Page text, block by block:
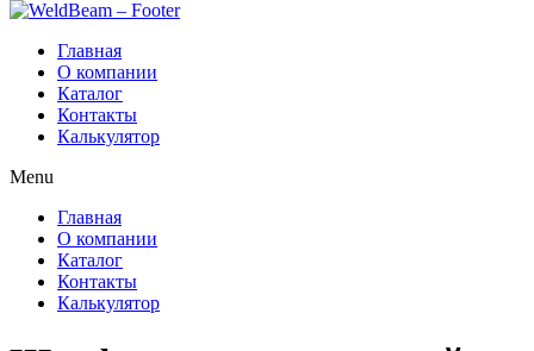
Главная
О компании
Каталог
Контакты
Калькулятор
Menu
Главная
О компании
Каталог
Контакты
Калькулятор